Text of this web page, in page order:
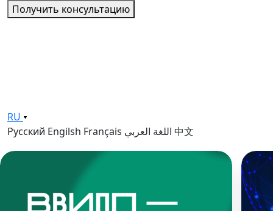
Получить консультацию
RU
Русский Engilsh Français اللغة العربي 中文